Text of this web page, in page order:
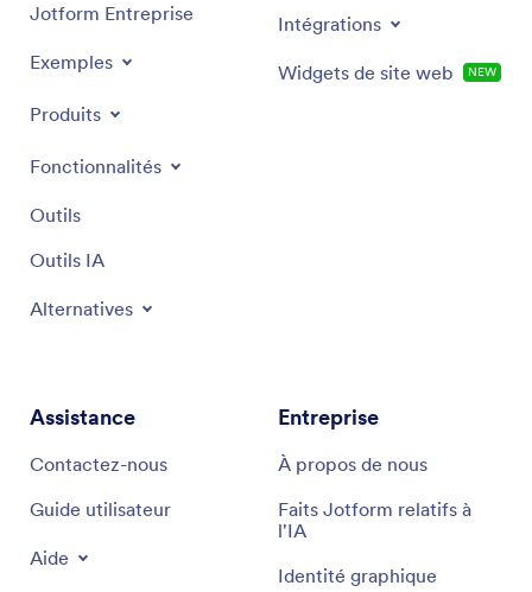
Jotform Entreprise
Exemples
Produits
Fonctionnalités
Outils
Outils IA
Alternatives
Intégrations
Widgets de site web NEW
Assistance
Contactez-nous
Guide utilisateur
Aide
Entreprise
À propos de nous
Faits Jotform relatifs à
l'IA
Identité graphique